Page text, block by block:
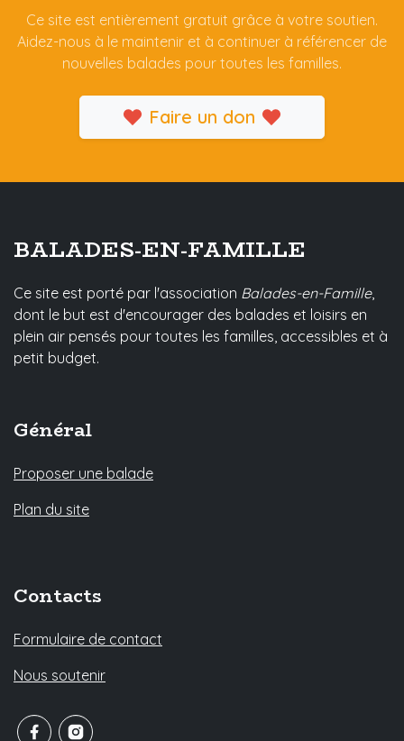
Ce site est entièrement gratuit grâce à votre soutien.
Aidez-nous à le maintenir et à continuer à référencer de
nouvelles balades pour toutes les familles.
Faire un don
BALADES-EN-FAMILLE
Ce site est porté par l'association Balades-en-Famille,
dont le but est d'encourager des balades et loisirs en
plein air pensés pour toutes les familles, accessibles et à
petit budget.
Général
Proposer une balade
Plan du site
Contacts
Formulaire de contact
Nous soutenir